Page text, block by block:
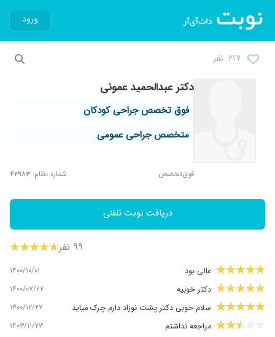
ورود
۲۱۷ نفر
دکتر عبدالحمید عموئی
فوق تخصص جراحی کودکان
متخصص جراحی عمومی
فوق‌تخصص شماره نظام: ۴۳۹۸۳
دریافت نوبت تلفنی
۹۹ نفر
عالی بود ۱۴۰۰/۱۰/۰۱
دکتر خوبیه ۱۴۰۰/۰۷/۲۲
سلام خوبی دکتر پشت نوزاد دارم چرک میاید ۱۴۰۰/۱۲/۲۷
مراجعه نداشتم ۱۴۰۳/۱۱/۲۳